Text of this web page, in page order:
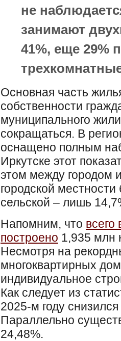
не
занимают
41%, еще 29%
Основная часть
собственности
муниципального
сокращаться. В
оснащено полным
Иркутске этот
этом между городом
городской
сельской – лишь
Напомним, что всего
построено 1,935 млн
Несмотря на
многоквартирных
индивидуальное
Как следует из
2025-м году
Параллельно
24,48%.